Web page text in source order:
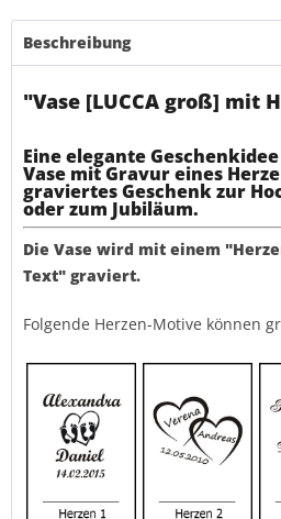
Beschreibung
"Vase [LUCCA groß] mit
Eine elegante
Vase mit Gravur eines
graviertes Geschenk zur
oder zum Jubiläum.
Die Vase wird mit einem
Text" graviert.
Folgende Herzen-Motive können